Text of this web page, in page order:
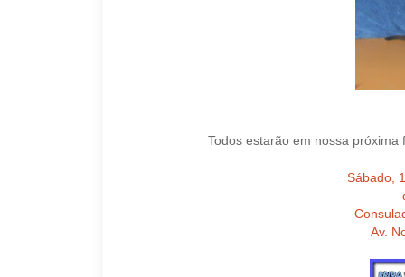
Todos estarão em nossa
Sábado,
Av.